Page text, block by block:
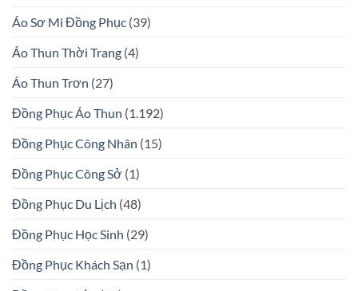
Áo Sơ Mi Đồng Phục (39)
Áo Thun Thời Trang (4)
Áo Thun Trơn (27)
Đồng Phục Áo Thun (1.192)
Đồng Phục Công Nhân (15)
Đồng Phục Công Sở (1)
Đồng Phục Du Lịch (48)
Đồng Phục Học Sinh (29)
Đồng Phục Khách Sạn (1)